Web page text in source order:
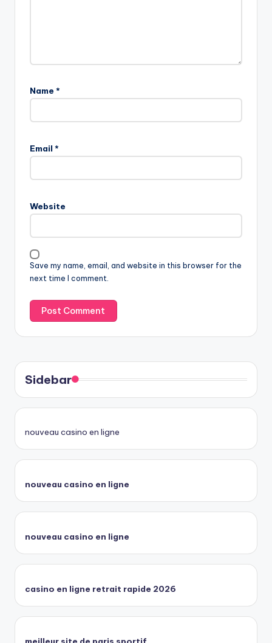
Name *
Email *
Website
Save my name, email, and website in this browser for the
next time I comment.
Sidebar
nouveau casino en ligne
nouveau casino en ligne
nouveau casino en ligne
casino en ligne retrait rapide 2026